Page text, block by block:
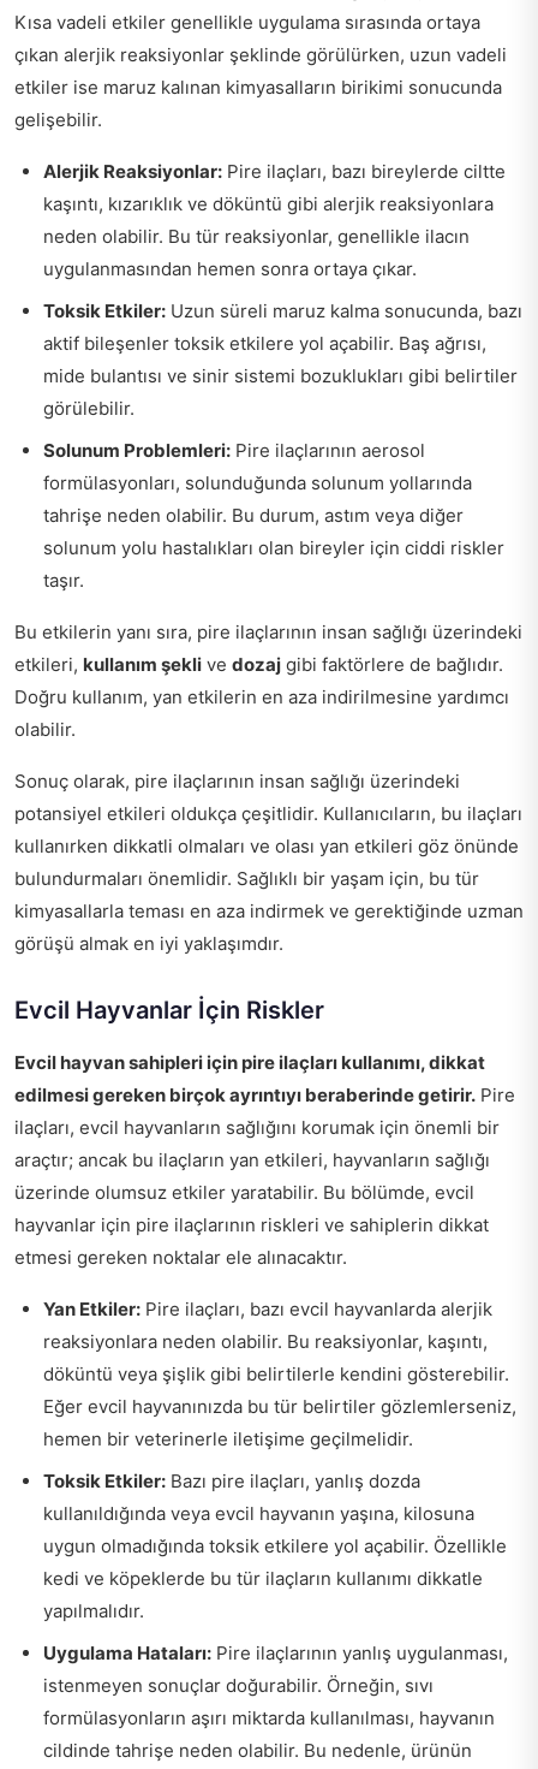
Kısa vadeli etkiler genellikle uygulama sırasında ortaya
çıkan alerjik reaksiyonlar şeklinde görülürken, uzun vadeli
etkiler ise maruz kalınan kimyasalların birikimi sonucunda
gelişebilir.
Alerjik Reaksiyonlar: Pire ilaçları, bazı bireylerde ciltte
kaşıntı, kızarıklık ve döküntü gibi alerjik reaksiyonlara
neden olabilir. Bu tür reaksiyonlar, genellikle ilacın
uygulanmasından hemen sonra ortaya çıkar.
Toksik Etkiler: Uzun süreli maruz kalma sonucunda, bazı
aktif bileşenler toksik etkilere yol açabilir. Baş ağrısı,
mide bulantısı ve sinir sistemi bozuklukları gibi belirtiler
görülebilir.
Solunum Problemleri: Pire ilaçlarının aerosol
formülasyonları, solunduğunda solunum yollarında
tahrişe neden olabilir. Bu durum, astım veya diğer
solunum yolu hastalıkları olan bireyler için ciddi riskler
taşır.
Bu etkilerin yanı sıra, pire ilaçlarının insan sağlığı üzerindeki
etkileri, kullanım şekli ve dozaj gibi faktörlere de bağlıdır.
Doğru kullanım, yan etkilerin en aza indirilmesine yardımcı
olabilir.
Sonuç olarak, pire ilaçlarının insan sağlığı üzerindeki
potansiyel etkileri oldukça çeşitlidir. Kullanıcıların, bu ilaçları
kullanırken dikkatli olmaları ve olası yan etkileri göz önünde
bulundurmaları önemlidir. Sağlıklı bir yaşam için, bu tür
kimyasallarla teması en aza indirmek ve gerektiğinde uzman
görüşü almak en iyi yaklaşımdır.
Evcil Hayvanlar İçin Riskler
Evcil hayvan sahipleri için pire ilaçları kullanımı, dikkat
edilmesi gereken birçok ayrıntıyı beraberinde getirir. Pire
ilaçları, evcil hayvanların sağlığını korumak için önemli bir
araçtır; ancak bu ilaçların yan etkileri, hayvanların sağlığı
üzerinde olumsuz etkiler yaratabilir. Bu bölümde, evcil
hayvanlar için pire ilaçlarının riskleri ve sahiplerin dikkat
etmesi gereken noktalar ele alınacaktır.
Yan Etkiler: Pire ilaçları, bazı evcil hayvanlarda alerjik
reaksiyonlara neden olabilir. Bu reaksiyonlar, kaşıntı,
döküntü veya şişlik gibi belirtilerle kendini gösterebilir.
Eğer evcil hayvanınızda bu tür belirtiler gözlemlerseniz,
hemen bir veterinerle iletişime geçilmelidir.
Toksik Etkiler: Bazı pire ilaçları, yanlış dozda
kullanıldığında veya evcil hayvanın yaşına, kilosuna
uygun olmadığında toksik etkilere yol açabilir. Özellikle
kedi ve köpeklerde bu tür ilaçların kullanımı dikkatle
yapılmalıdır.
Uygulama Hataları: Pire ilaçlarının yanlış uygulanması,
istenmeyen sonuçlar doğurabilir. Örneğin, sıvı
formülasyonların aşırı miktarda kullanılması, hayvanın
cildinde tahrişe neden olabilir. Bu nedenle, ürünün